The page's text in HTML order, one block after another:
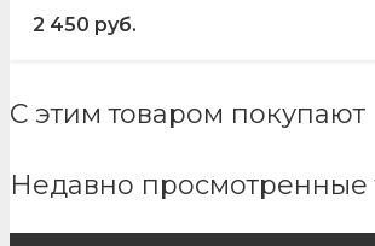
2 450 руб.
С этим товаром покупают
Недавно просмотренные